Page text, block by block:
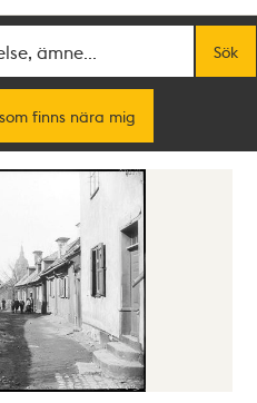
Sök
finns nära mig